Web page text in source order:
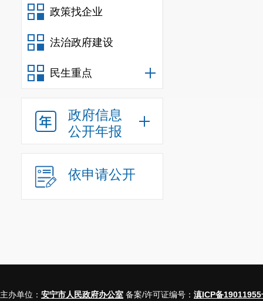
政策找企业
法治政府建设
民生重点
政府信息
公开年报
依申请公开
主办单位： 安宁市人民政府办公室 备案/许可证编号： 滇ICP备